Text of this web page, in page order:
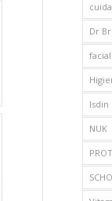
Dr
facial
Isdin
NUK